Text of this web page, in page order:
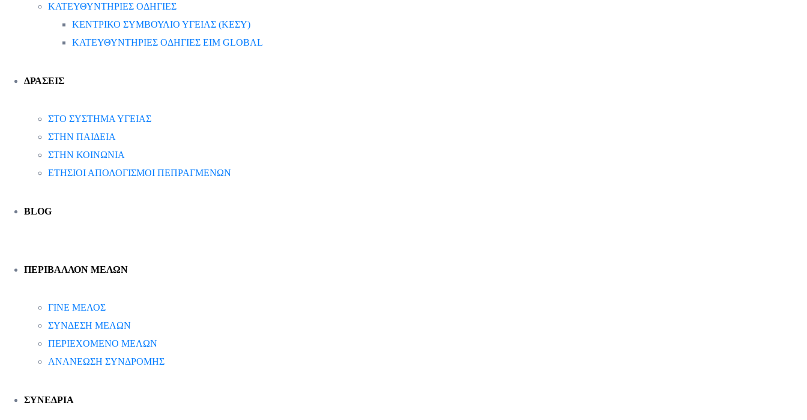
ΚΑΤΕΥΘΥΝΤΗΡΙΕΣ ΟΔΗΓΙΕΣ
ΚΕΝΤΡΙΚΟ ΣΥΜΒΟΥΛΙΟ ΥΓΕΙΑΣ (ΚΕΣΥ)
ΚΑΤΕΥΘΥΝΤΗΡΙΕΣ ΟΔΗΓΙΕΣ EIM GLOBAL
ΔΡΑΣΕΙΣ
ΣΤΟ ΣΥΣΤΗΜΑ ΥΓΕΙΑΣ
ΣΤΗΝ ΠΑΙΔΕΙΑ
ΣΤΗΝ ΚΟΙΝΩΝΙΑ
ΕΤΗΣΙΟΙ ΑΠΟΛΟΓΙΣΜΟΙ ΠΕΠΡΑΓΜΕΝΩΝ
BLOG
ΠΕΡΙΒΑΛΛΟΝ ΜΕΛΩΝ
ΓΙΝΕ ΜΕΛΟΣ
ΣΥΝΔΕΣΗ ΜΕΛΩΝ
ΠΕΡΙΕΧΟΜΕΝΟ ΜΕΛΩΝ
ΑΝΑΝΕΩΣΗ ΣΥΝΔΡΟΜΗΣ
ΣΥΝΕΔΡΙΑ